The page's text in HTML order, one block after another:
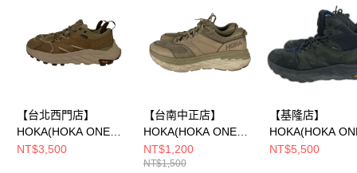
【台北西門店】
HOKA(HOKA ONE
ONE)/低筒運動休閒
NT$3,500
【台南中正店】
HOKA(HOKA ONE
ONE)/低筒運動休閒
鞋/42/
NT$1,200
NT$1,500
【基隆店】
HOKA(HOKA
ONE)/高筒運動
NT$5,500